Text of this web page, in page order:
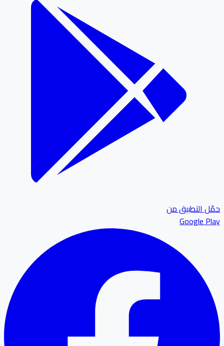
التطبيق من
Google